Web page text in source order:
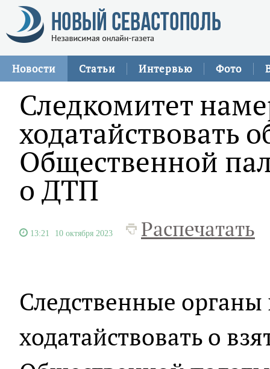
Новости Статьи Интервью Фото
Следкомитет
ходатайствовать
Общественной
о ДТП
13:21 10 октября 2023 Распечатать
Следственные
ходатайствовать о